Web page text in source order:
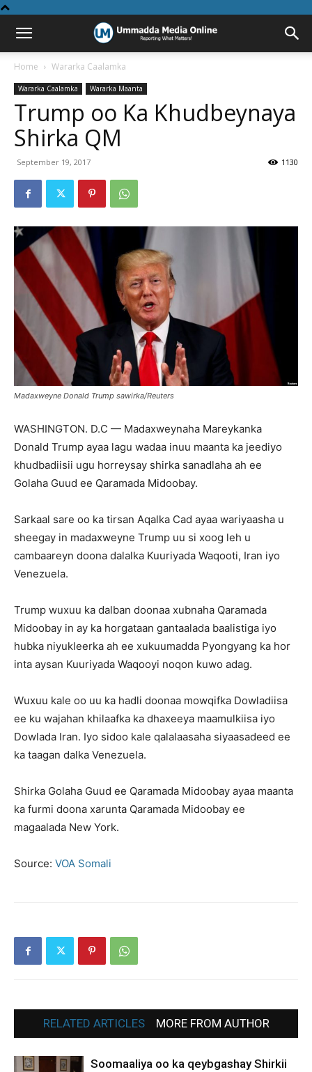
Home Wararka Caalamka
Wararka Caalamka Wararka Maanta
Trump oo Ka Khudbeynaya
Shirka QM
September 19, 2017 1130
Madaxweyne Donald Trump sawirka/Reuters
WASHINGTON. D.C — Madaxweynaha Mareykanka
Donald Trump ayaa lagu wadaa inuu maanta ka jeediyo
khudbadiisii ugu horreysay shirka sanadlaha ah ee
Golaha Guud ee Qaramada Midoobay.
Sarkaal sare oo ka tirsan Aqalka Cad ayaa wariyaasha u
sheegay in madaxweyne Trump uu si xoog leh u
cambaareyn doona dalalka Kuuriyada Waqooti, Iran iyo
Venezuela.
Trump wuxuu ka dalban doonaa xubnaha Qaramada
Midoobay in ay ka horgataan gantaalada baalistiga iyo
hubka niyukleerka ah ee xukuumadda Pyongyang ka hor
inta aysan Kuuriyada Waqooyi noqon kuwo adag.
Wuxuu kale oo uu ka hadli doonaa mowqifka Dowladiisa
ee ku wajahan khilaafka ka dhaxeeya maamulkiisa iyo
Dowlada Iran. Iyo sidoo kale qalalaasaha siyaasadeed ee
ka taagan dalka Venezuela.
Shirka Golaha Guud ee Qaramada Midoobay ayaa maanta
ka furmi doona xarunta Qaramada Midoobay ee
magaalada New York.
Source: VOA Somali
RELATED ARTICLES MORE FROM AUTHOR
Soomaaliya oo ka qeybgashay Shirkii